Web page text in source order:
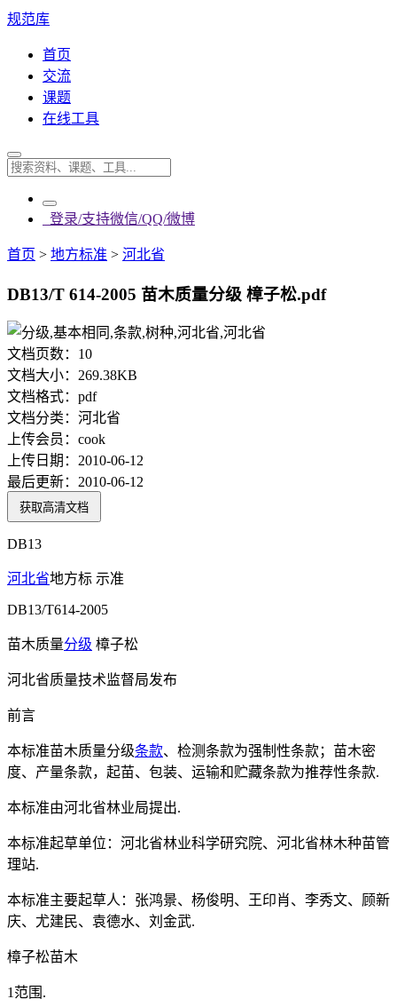
规范库
首页
交流
课题
在线工具
登录/支持微信/QQ/微博
首页 > 地方标准 > 河北省
DB13/T 614-2005 苗木质量分级 樟子松.pdf
文档页数： 10
文档大小： 269.38KB
文档格式： pdf
文档分类： 河北省
上传会员： cook
上传日期： 2010-06-12
最后更新： 2010-06-12
获取高清文档
DB13
河北省地方标 示准
DB13/T614-2005
苗木质量分级 樟子松
河北省质量技术监督局发布
前言
本标准苗木质量分级条款、检测条款为强制性条款；苗木密
度、产量条款，起苗、包装、运输和贮藏条款为推荐性条款.
本标准由河北省林业局提出.
本标准起草单位：河北省林业科学研究院、河北省林木种苗管
理站.
本标准主要起草人：张鸿景、杨俊明、王印肖、李秀文、顾新
庆、尤建民、袁德水、刘金武.
樟子松苗木
1范围.